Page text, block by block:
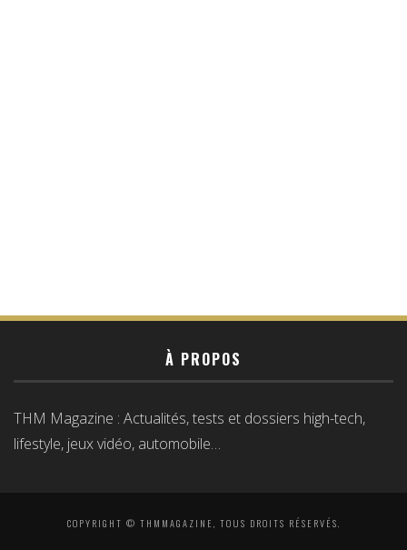
À PROPOS
THM Magazine : Actualités, tests et dossiers high-tech,
lifestyle, jeux vidéo, automobile…
COPYRIGHT © THMMAGAZINE, TOUS DROITS RÉSERVÉS.